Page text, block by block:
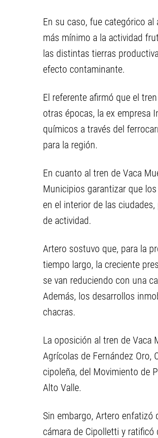
En su caso, fue categórico
más mínimo a la actividad
las distintas tierras
efecto contaminante.
El referente afirmó que el
otras épocas, la ex empresa
químicos a través del
para la región.
En cuanto al tren de Vaca
Municipios garantizar que
en el interior de las
de actividad.
Artero sostuvo que, para la
tiempo largo, la creciente
se van reduciendo con una
Además, los desarrollos
chacras.
La oposición al tren de Vaca
Agrícolas de Fernández Oro,
cipoleña, del Movimiento de
Alto Valle.
Sin embargo, Artero
cámara de Cipolletti y